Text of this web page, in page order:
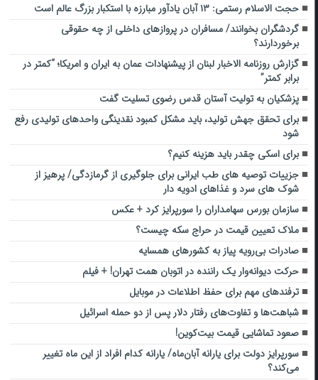
حجت الاسلام رستمی: ۱۳ آبان یادآور مبارزه با استکبار بزرگ عالم است
گردشگران بخوانند/ مسافران در پروازهای داخلی از چه حقوقی
برخوردارند؟
گزارش روزنامه الاخبار لبنان از پیشنهادات عمان به ایران و امریکا؛ “کمتر در
برابر کمتر”
پزشکیان به تولیت آستان قدس رضوی تسلیت گفت
برای تحقق جهش تولید، باید مشکل کمبود نقدینگی واحدهای تولیدی رفع
شود
برای اسکی چقدر باید هزینه کنیم؟
جزییات توصیه های طب ایرانی برای جلوگیری از گرمازدگی/ پرهیز از
شوک های سرد و غذاهای ادویه دار
سازمان بورس سهامداران را سورپرایز کرد + عکس
ملاک تعیین قیمت در حراج سکه چیست؟
صادرات بی‌رویه پیاز به کشورهای همسایه
حرکت دیوانه‌وار یک راننده در اتوبان همت تهران! + فیلم
ترفندهای مهم برای حفظ اطلاعات در موبایل
شباهت‌ها و تفاوت‌های رفتار دلار پس از دو حمله اسرائیل
صعود تماشایی قیمت بیت‌کوین!
سورپرایز دولت برای یارانه آبان‌ماه/ یارانه کدام افراد از این ماه تغییر
می‌کند؟